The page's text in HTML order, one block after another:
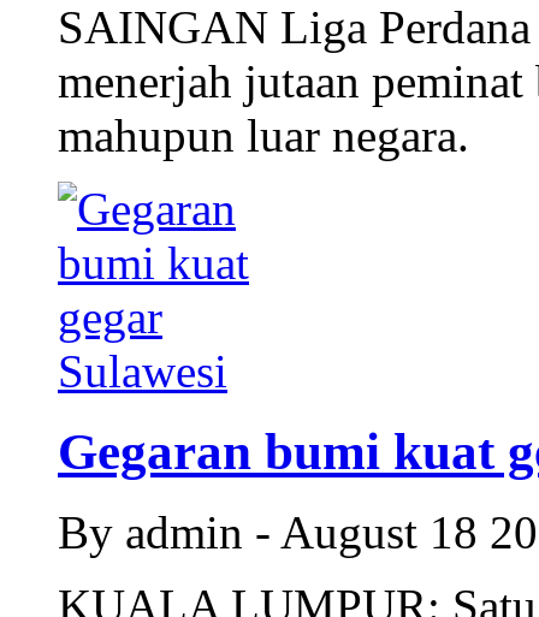
SAINGAN Liga
menerjah jutaan
mahupun luar negara.
Gegaran bumi kuat
By admin - August 18
KUALA LUMPUR: Satu